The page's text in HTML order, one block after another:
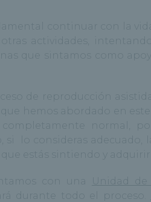
continuar con la
actividades,
que sintamos como
de reproducción
hemos abordado en
completamente normal,
si lo consideras
estás sintiendo y
con una
Unidad
durante todo el proceso.